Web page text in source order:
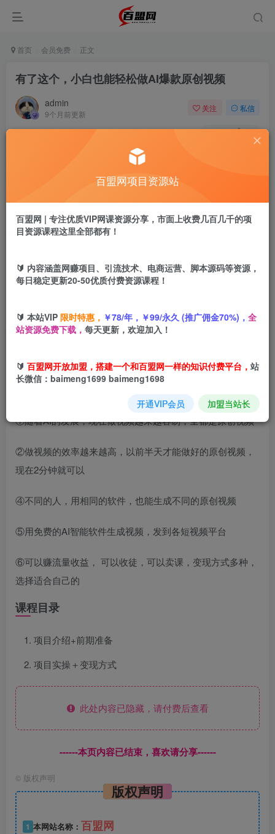
首页 会员免费 正文
有了这个，小白也能轻松做AI爆款原创视频
admin
9个月前更新
关注 私信
286 13
有了这个，小白也能轻松做AI爆款原创视频
此内容为付费阅读，请付费后查看
盟币9.9
黄金会员 免费
您当前未登录！建议登陆后购买，可保存购买订单
项目介绍
今天给大家带来的项目是《有了这个AI，小白也能轻松做爆
①随着AI的发展，现在做视频越来越容易，全都是原创视频
②做视频的效率越来越高，以前半天才能做好的原创视频，
现在2分钟就可以
④不同的人，用相同的软件，也能生成不同的原创视频
⑤用免费的AI智能软件生成视频，发到各短视频平台
⑥可以赚流量收益， 可以收徒，可以卖课，变现方式多种，
选择适合自己的
课程目录
项目介绍+前期准备
项目实操＋变现方式
此处内容已隐藏，请付费后查看
------本页内容已结束，喜欢请分享------
© 版权声明
版权声明
1 本网站名称： 百盟网
百盟网项目资源站
百盟网 | 专注优质VIP网课资源分享，市面上收费几百几千的项
目资源课程这里全部都有！
🔰 内容涵盖网赚项目、引流技术、电商运营、脚本源码等资源，
每日稳定更新20-50优质付费资源课程！
🔰 本站VIP 限时特惠， ￥78/年，￥99/永久 (推广佣金70%)， 全
站资源免费下载， 每天更新，欢迎加入！
🔰 百盟网开放加盟，搭建一个和百盟网一样的知识付费平台， 站
长微信：baimeng1699 baimeng1698
开通VIP会员 加盟当站长